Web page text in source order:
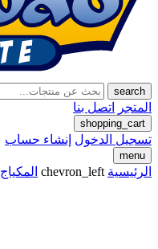
search
المتجر اتصل بنا
shopping_cart
تسجيل الدخول إنشاء حساب
menu
الرئيسية chevron_left المكياج